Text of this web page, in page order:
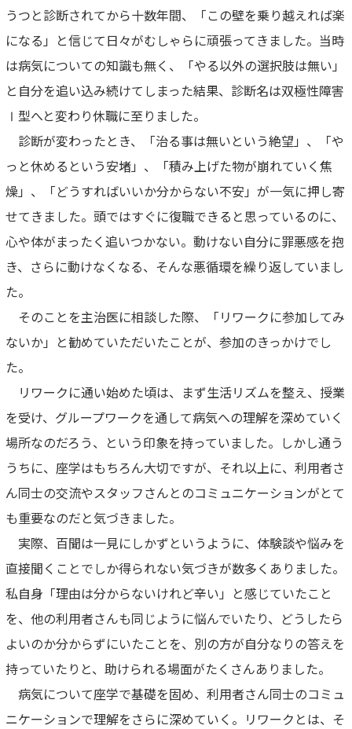
うつと診断されてから十数年間、「この壁を乗り越えれば楽
になる」と信じて日々がむしゃらに頑張ってきました。当時
は病気についての知識も無く、「やる以外の選択肢は無い」
と自分を追い込み続けてしまった結果、診断名は双極性障害
Ⅰ型へと変わり休職に至りました。
診断が変わったとき、「治る事は無いという絶望」、「や
っと休めるという安堵」、「積み上げた物が崩れていく焦
燥」、「どうすればいいか分からない不安」が一気に押し寄
せてきました。頭ではすぐに復職できると思っているのに、
心や体がまったく追いつかない。動けない自分に罪悪感を抱
き、さらに動けなくなる、そんな悪循環を繰り返していまし
た。
そのことを主治医に相談した際、「リワークに参加してみ
ないか」と勧めていただいたことが、参加のきっかけでし
た。
リワークに通い始めた頃は、まず生活リズムを整え、授業
を受け、グループワークを通して病気への理解を深めていく
場所なのだろう、という印象を持っていました。しかし通う
うちに、座学はもちろん大切ですが、それ以上に、利用者さ
ん同士の交流やスタッフさんとのコミュニケーションがとて
も重要なのだと気づきました。
実際、百聞は一見にしかずというように、体験談や悩みを
直接聞くことでしか得られない気づきが数多くありました。
私自身「理由は分からないけれど辛い」と感じていたこと
を、他の利用者さんも同じように悩んでいたり、どうしたら
よいのか分からずにいたことを、別の方が自分なりの答えを
持っていたりと、助けられる場面がたくさんありました。
病気について座学で基礎を固め、利用者さん同士のコミュ
ニケーションで理解をさらに深めていく。リワークとは、そ